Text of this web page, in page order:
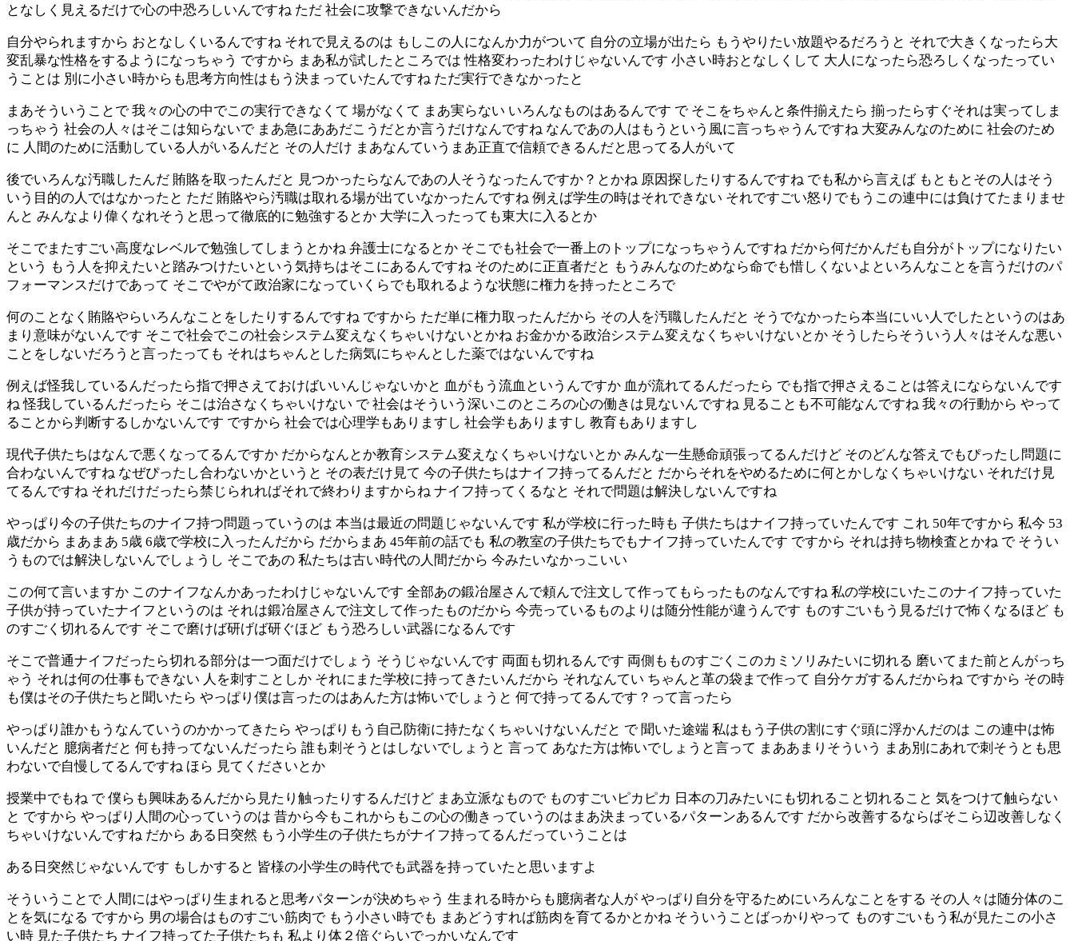
となしく見えるだけで心の中恐ろしいんですね ただ 社会に攻撃できないんだから
自分やられますから おとなしくいるんですね それで見えるのは もしこの人になんか力がついて 自分の立場が出たら もうやりたい放題やるだろうと それで大きくなったら大
変乱暴な性格をするようになっちゃう ですから まあ私が試したところでは 性格変わったわけじゃないんです 小さい時おとなしくして 大人になったら恐ろしくなったってい
うことは 別に小さい時からも思考方向性はもう決まっていたんですね ただ実行できなかったと
まあそういうことで 我々の心の中でこの実行できなくて 場がなくて まあ実らない いろんなものはあるんです で そこをちゃんと条件揃えたら 揃ったらすぐそれは実ってしま
っちゃう 社会の人々はそこは知らないで まあ急にああだこうだとか言うだけなんですね なんであの人はもうという風に言っちゃうんですね 大変みんなのために 社会のため
に 人間のために活動している人がいるんだと その人だけ まあなんていうまあ正直で信頼できるんだと思ってる人がいて
後でいろんな汚職したんだ 賄賂を取ったんだと 見つかったらなんであの人そうなったんですか？とかね 原因探したりするんですね でも私から言えば もともとその人はそう
いう目的の人ではなかったと ただ 賄賂やら汚職は取れる場が出ていなかったんですね 例えば学生の時はそれできない それですごい怒りでもうこの連中には負けてたまりませ
んと みんなより偉くなれそうと思って徹底的に勉強するとか 大学に入ったっても東大に入るとか
そこでまたすごい高度なレベルで勉強してしまうとかね 弁護士になるとか そこでも社会で一番上のトップになっちゃうんですね だから何だかんだも自分がトップになりたい
という もう人を抑えたいと踏みつけたいという気持ちはそこにあるんですね そのために正直者だと もうみんなのためなら命でも惜しくないよといろんなことを言うだけのパ
フォーマンスだけであって そこでやがて政治家になっていくらでも取れるような状態に権力を持ったところで
何のことなく賄賂やらいろんなことをしたりするんですね ですから ただ単に権力取ったんだから その人を汚職したんだと そうでなかったら本当にいい人でしたというのはあ
まり意味がないんです そこで社会でこの社会システム変えなくちゃいけないとかね お金かかる政治システム変えなくちゃいけないとか そうしたらそういう人々はそんな悪い
ことをしないだろうと言ったっても それはちゃんとした病気にちゃんとした薬ではないんですね
例えば怪我しているんだったら指で押さえておけばいいんじゃないかと 血がもう流血というんですか 血が流れてるんだったら でも指で押さえることは答えにならないんです
ね 怪我しているんだったら そこは治さなくちゃいけない で 社会はそういう深いこのところの心の働きは見ないんですね 見ることも不可能なんですね 我々の行動から やって
ることから判断するしかないんです ですから 社会では心理学もありますし 社会学もありますし 教育もありますし
現代子供たちはなんで悪くなってるんですか だからなんとか教育システム変えなくちゃいけないとか みんな一生懸命頑張ってるんだけど そのどんな答えでもぴったし問題に
合わないんですね なぜぴったし合わないかというと その表だけ見て 今の子供たちはナイフ持ってるんだと だからそれをやめるために何とかしなくちゃいけない それだけ見
てるんですね それだけだったら禁じられればそれで終わりますからね ナイフ持ってくるなと それで問題は解決しないんですね
やっぱり今の子供たちのナイフ持つ問題っていうのは 本当は最近の問題じゃないんです 私が学校に行った時も 子供たちはナイフ持っていたんです これ 50年ですから 私今 53
歳だから まあまあ 5歳 6歳で学校に入ったんだから だからまあ 45年前の話でも 私の教室の子供たちでもナイフ持っていたんです ですから それは持ち物検査とかね で そうい
うものでは解決しないんでしょうし そこであの 私たちは古い時代の人間だから 今みたいなかっこいい
この何て言いますか このナイフなんかあったわけじゃないんです 全部あの鍛冶屋さんで頼んで注文して作ってもらったものなんですね 私の学校にいたこのナイフ持っていた
子供が持っていたナイフというのは それは鍛冶屋さんで注文して作ったものだから 今売っているものよりは随分性能が違うんです ものすごいもう見るだけで怖くなるほど も
のすごく切れるんです そこで磨けば研げば研ぐほど もう恐ろしい武器になるんです
そこで普通ナイフだったら切れる部分は一つ面だけでしょう そうじゃないんです 両面も切れるんです 両側もものすごくこのカミソリみたいに切れる 磨いてまた前とんがっち
ゃう それは何の仕事もできない 人を刺すことしか それにまた学校に持ってきたいんだから それなんてい ちゃんと革の袋まで作って 自分ケガするんだからね ですから その時
も僕はその子供たちと聞いたら やっぱり僕は言ったのはあんた方は怖いでしょうと 何で持ってるんです？って言ったら
やっぱり誰かもうなんていうのかかってきたら やっぱりもう自己防衛に持たなくちゃいけないんだと で 聞いた途端 私はもう子供の割にすぐ頭に浮かんだのは この連中は怖
いんだと 臆病者だと 何も持ってないんだったら 誰も刺そうとはしないでしょうと 言って あなた方は怖いでしょうと言って まああまりそういう まあ別にあれで刺そうとも思
わないで自慢してるんですね ほら 見てくださいとか
授業中でもね で 僕らも興味あるんだから見たり触ったりするんだけど まあ立派なもので ものすごいピカピカ 日本の刀みたいにも切れること切れること 気をつけて触らない
と ですから やっぱり人間の心っていうのは 昔から今もこれからもこの心の働きっていうのはまあ決まっているパターンあるんです だから改善するならばそこら辺改善しなく
ちゃいけないんですね だから ある日突然 もう小学生の子供たちがナイフ持ってるんだっていうことは
ある日突然じゃないんです もしかすると 皆様の小学生の時代でも武器を持っていたと思いますよ
そういうことで 人間にはやっぱり生まれると思考パターンが決めちゃう 生まれる時からも臆病者な人が やっぱり自分を守るためにいろんなことをする その人々は随分体のこ
とを気になる ですから 男の場合はものすごい筋肉で もう小さい時でも まあどうすれば筋肉を育てるかとかね そういうことばっかりやって ものすごいもう私が見たこの小さ
い時 見た子供たち ナイフ持ってた子供たちも 私より体２倍ぐらいでっかいなんです